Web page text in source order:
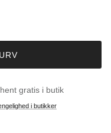
gratis i butik
i butikker